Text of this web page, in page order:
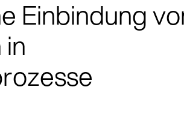
Einbindung